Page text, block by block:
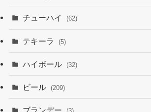
チューハイ (62)
テキーラ (5)
ハイボール (32)
ビール (209)
ブランデー